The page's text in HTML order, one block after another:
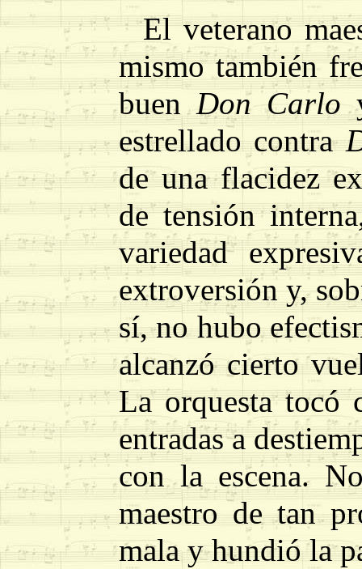
El veterano
mismo también
buenDon Carlo
estrellado contra
de una flacidez
de tensión
variedad
extroversión y,
sí, no hubo
alcanzó cierto
La orquesta tocó
entradas a
con la escena.
maestro de tan
mala y hundió la